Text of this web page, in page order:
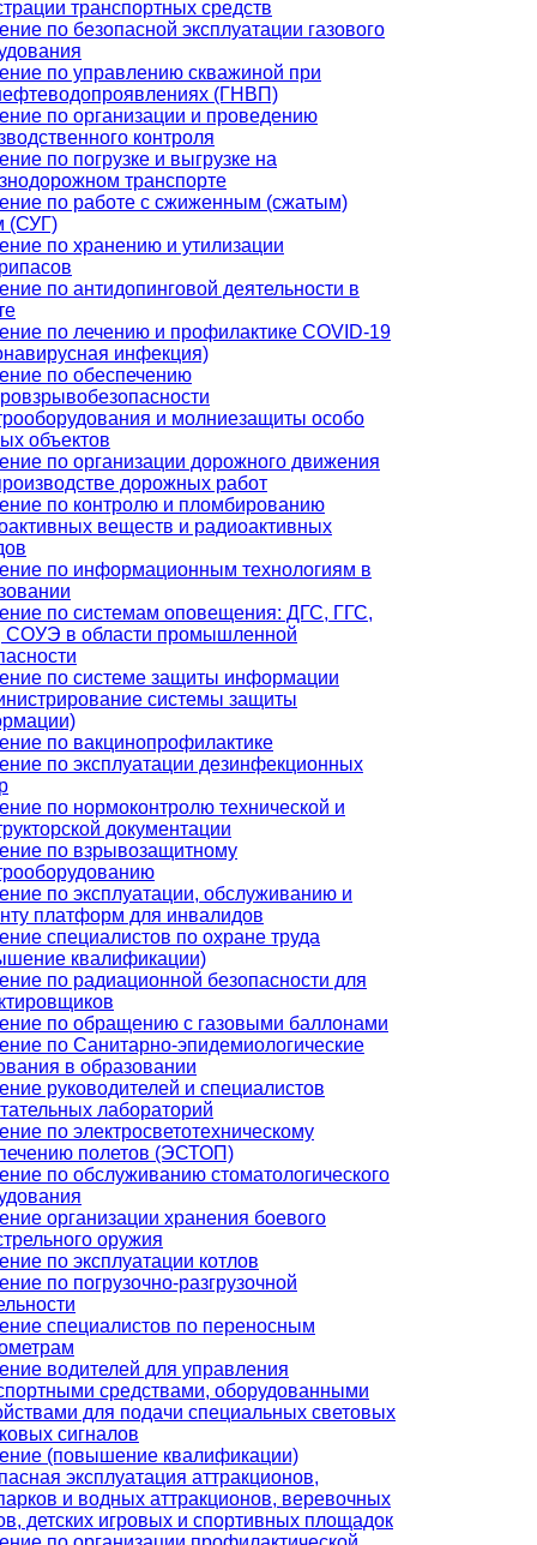
транспортных средств
по безопасной эксплуатации газового
по управлению скважиной при
(ГНВП)
по организации и проведению
контроля
по погрузке и выгрузке на
транспорте
по работе с сжиженным (сжатым)
(СУГ)
по хранению и утилизации
по антидопинговой деятельности в
по лечению и профилактике COVID-19
инфекция)
по обеспечению
и молниезащиты особо
объектов
по организации дорожного движения
дорожных работ
по контролю и пломбированию
веществ и радиоактивных
по информационным технологиям в
по системам оповещения: ДГС, ГГС,
в области промышленной
по системе защиты информации
системы защиты
по вакцинопрофилактике
по эксплуатации дезинфекционных
по нормоконтролю технической и
документации
по взрывозащитному
по эксплуатации, обслуживанию и
платформ для инвалидов
специалистов по охране труда
квалификации)
по радиационной безопасности для
по обращению с газовыми баллонами
по Санитарно-эпидемиологические
в образовании
руководителей и специалистов
лабораторий
по электросветотехническому
полетов (ЭСТОП)
по обслуживанию стоматологического
организации хранения боевого
оружия
по эксплуатации котлов
по погрузочно-разгрузочной
специалистов по переносным
водителей для управления
средствами, оборудованными
для подачи специальных световых
сигналов
(повышение квалификации)
эксплуатация аттракционов,
и водных аттракционов, веревочных
детских игровых и спортивных площадок